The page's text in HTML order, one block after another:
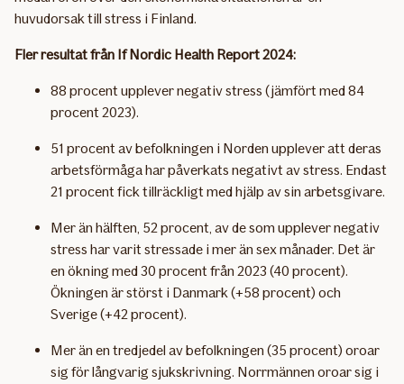
huvudorsak till stress i Finland.
Fler resultat från If Nordic Health Report 2024:
88 procent upplever negativ stress (jämfört med 84
procent 2023).
51 procent av befolkningen i Norden upplever att deras
arbetsförmåga har påverkats negativt av stress. Endast
21 procent fick tillräckligt med hjälp av sin arbetsgivare.
Mer än hälften, 52 procent, av de som upplever negativ
stress har varit stressade i mer än sex månader. Det är
en ökning med 30 procent från 2023 (40 procent).
Ökningen är störst i Danmark (+58 procent) och
Sverige (+42 procent).
Mer än en tredjedel av befolkningen (35 procent) oroar
sig för långvarig sjukskrivning. Norrmännen oroar sig i